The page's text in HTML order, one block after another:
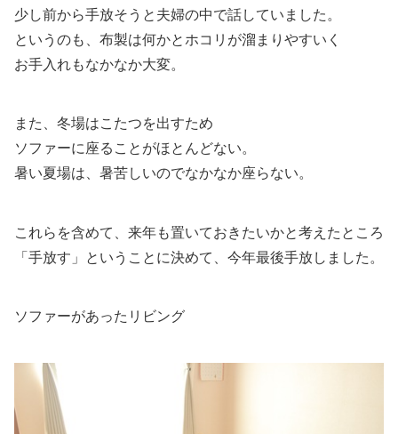
少し前から手放そうと夫婦の中で話していました。
というのも、布製は何かとホコリが溜まりやすいく
お手入れもなかなか大変。
また、冬場はこたつを出すため
ソファーに座ることがほとんどない。
暑い夏場は、暑苦しいのでなかなか座らない。
これらを含めて、来年も置いておきたいかと考えたところ
「手放す」ということに決めて、今年最後手放しました。
ソファーがあったリビング